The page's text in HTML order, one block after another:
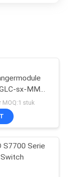
sx-MMD
SFP
MOQ:1 stuk
S7700 Serie